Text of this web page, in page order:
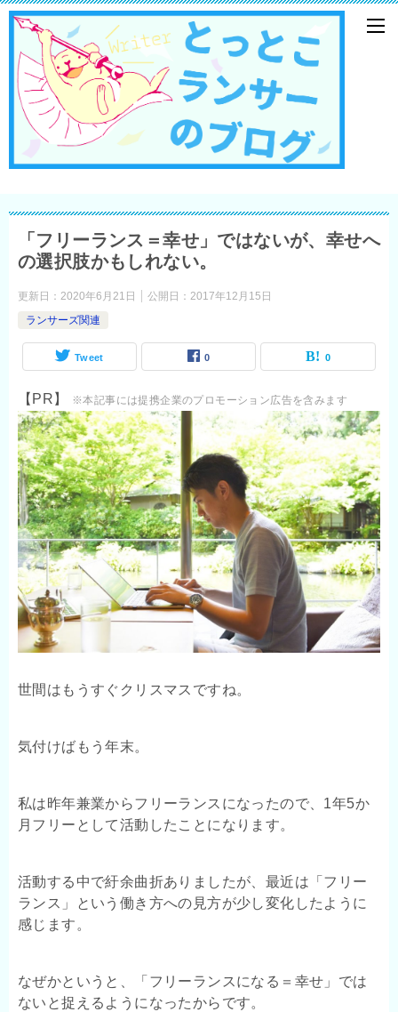
「フリーランス＝幸せ」ではないが、幸せへ
の選択肢かもしれない。
更新日： 2020年6月21日 公開日： 2017年12月15日
ランサーズ関連
Tweet 0 0
【PR】 ※本記事には提携企業のプロモーション広告を含みます
世間はもうすぐクリスマスですね。
気付けばもう年末。
私は昨年兼業からフリーランスになったので、1年5か
月フリーとして活動したことになります。
活動する中で紆余曲折ありましたが、最近は「フリー
ランス」という働き方への見方が少し変化したように
感じます。
なぜかというと、「フリーランスになる＝幸せ」では
ないと捉えるようになったからです。